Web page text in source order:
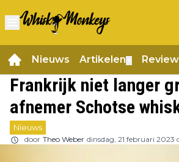
Nieuws Artikelen
Frankrijk niet langer
afnemer Schotse
Nieuws
door Theo Weber dinsdag, 21 februari 2023